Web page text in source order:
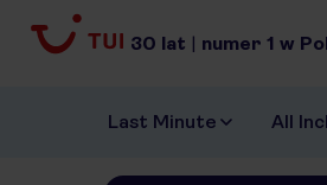
30 lat | numer 1 w
Last Minute All